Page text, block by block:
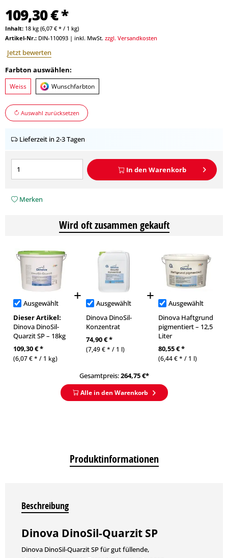
109,30 € *
Inhalt: 18 kg (6,07 € * / 1 kg)
Artikel-Nr.: DIN-110093 | inkl. MwSt. zzgl. Versandkosten
Jetzt bewerten
Farbton auswählen:
Weiss Wunschfarbton
Auswahl zurücksetzen
Lieferzeit in 2-3 Tagen
In den Warenkorb
Merken
Wird oft zusammen gekauft
Ausgewählt
Dieser Artikel:
Dinova DinoSil-
Quarzit SP – 18kg
109,30 € *
(6,07 € * / 1 kg)
Ausgewählt
Dinova DinoSil-
Konzentrat
74,90 € *
(7,49 € * / 1 l)
Ausgewählt
Dinova Haftgrund
pigmentiert – 12,5
Liter
80,55 € *
(6,44 € * / 1 l)
Gesamtpreis:264,75€*
Alle in den Warenkorb
Produktinformationen
Beschreibung
Dinova DinoSil-Quarzit SP
Dinova DinoSil-Quarzit SP für gut füllende,